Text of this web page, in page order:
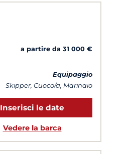
a partire da 31 000 €
Equipaggio
Skipper, Cuoco/a, Marinaio
Inserisci le date
Vedere la barca